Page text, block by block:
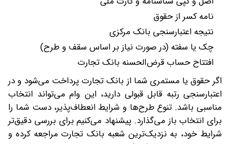
نامه کسر از حقوق
نتیجه اعتبارسنجی بانک مرکزی
چک یا سفته (در صورت نیاز بر اساس سقف و طرح)
افتتاح حساب قرض‌الحسنه بانک تجارت
اگر حقوق یا مستمری شما از بانک تجارت پرداخت می‌شود و در
اعتبارسنجی رتبه قابل قبولی دارید، این وام می‌تواند انتخاب
مناسبی باشد. تنوع طرح‌ها و شرایط انعطاف‌پذیر، دست شما را
برای انتخاب باز می‌گذارد. پیشنهاد می‌کنیم برای بررسی دقیق‌تر
شرایط خود، به نزدیک‌ترین شعبه بانک تجارت مراجعه کرده و